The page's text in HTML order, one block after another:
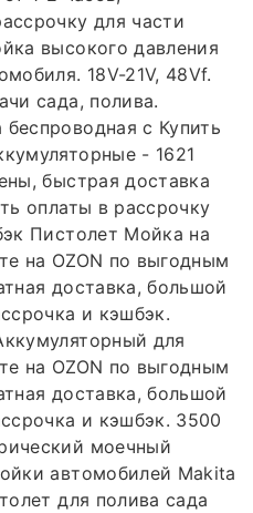
для части
высокого давления
18V-21V, 48Vf.
сада, полива.
с Купить
- 1621
быстрая доставка
оплаты в рассрочку
Пистолет Мойка на
на OZON по выгодным
доставка, большой
и кэшбэк.
для
на OZON по выгодным
доставка, большой
и кэшбэк. 3500
моечный
автомобилей Makita
для полива сада